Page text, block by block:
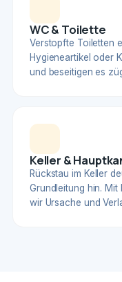
WC & Toilette
Verstopfte Toiletten
Hygieneartikel oder
und beseitigen es
Keller &
Rückstau im Keller
Grundleitung hin.
wir Ursache und